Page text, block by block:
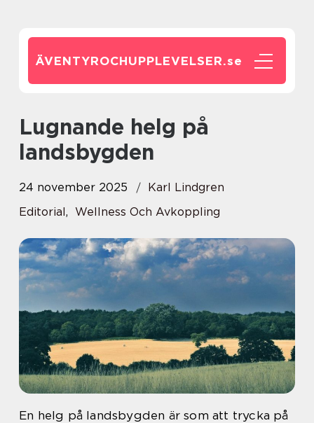
ÄVENTYROCHUPPLEVELSER.se
Lugnande helg på
landsbygden
24 november 2025
Karl Lindgren
Editorial, Wellness Och Avkoppling
En helg på landsbygden är som att trycka på